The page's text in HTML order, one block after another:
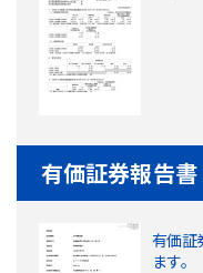
有価証券報告書
有価証
ます。